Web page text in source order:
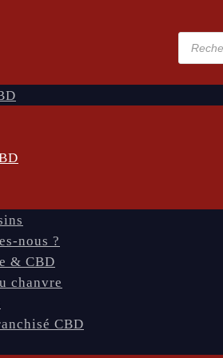
de
nous ?
& CBD
chanvre
CBD